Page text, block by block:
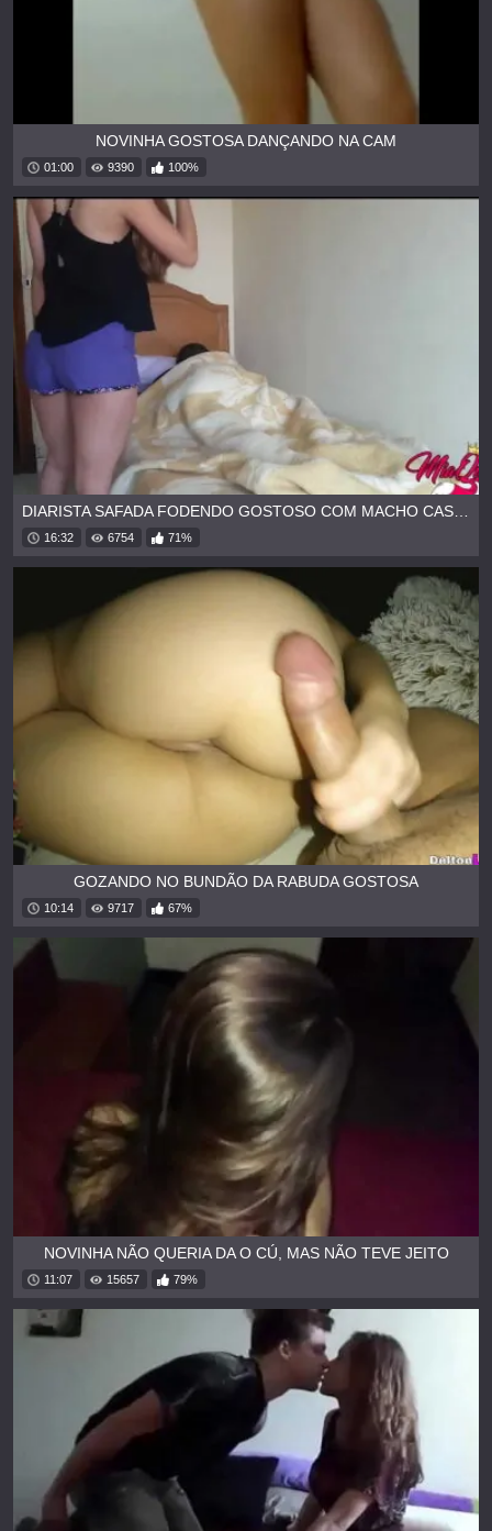
NOVINHA GOSTOSA DANÇANDO NA CAM
01:00 9390 100%
16:32 6754 71%
GOZANDO NO BUNDÃO DA RABUDA GOSTOSA
10:14 9717 67%
NOVINHA NÃO QUERIA DA O CÚ, MAS NÃO TEVE JEITO
11:07 15657 79%